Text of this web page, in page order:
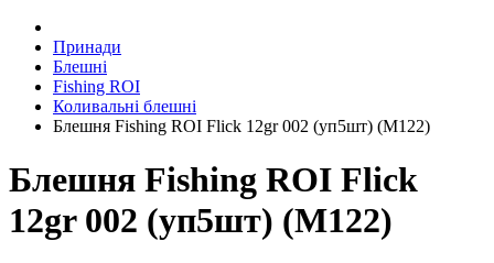
Принади
Блешні
Fishing ROI
Коливальні блешні
Блешня Fishing ROI Flick 12gr 002 (уп5шт) (M122)
Блешня Fishing ROI Flick
12gr 002 (уп5шт) (M122)